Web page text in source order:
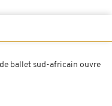
ballet sud-africain ouvre